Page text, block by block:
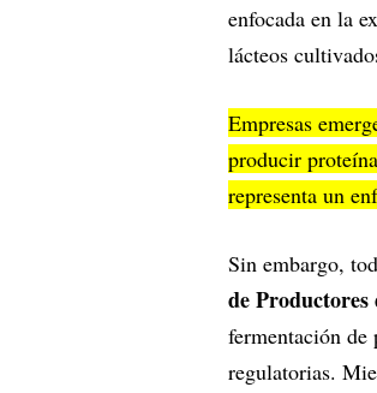
enfocada en la
lácteos
Empresas
producir
representa un
Sin embargo,
de Productores
fermentación
regulatorias.